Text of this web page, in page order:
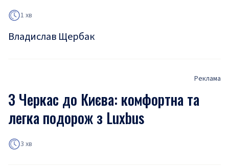
1 хв
Владислав Щербак
Реклама
З Черкас до Києва: комфортна та
легка подорож з Luxbus
3 хв